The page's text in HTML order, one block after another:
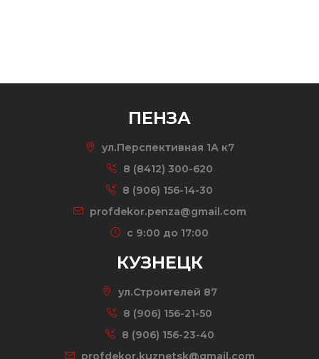
ПЕНЗА
ул.Перспективная 1А к7
8 (8412) 300-620
8 (906) 156-14-30
profdekor.penza@gmail.com
c 9:00 до 17:00
КУЗНЕЦК
ул.Строителей 87
8 (906) 156-21-50
8 (906) 156-23-40
profdekor.kuznetsk@gmail.com